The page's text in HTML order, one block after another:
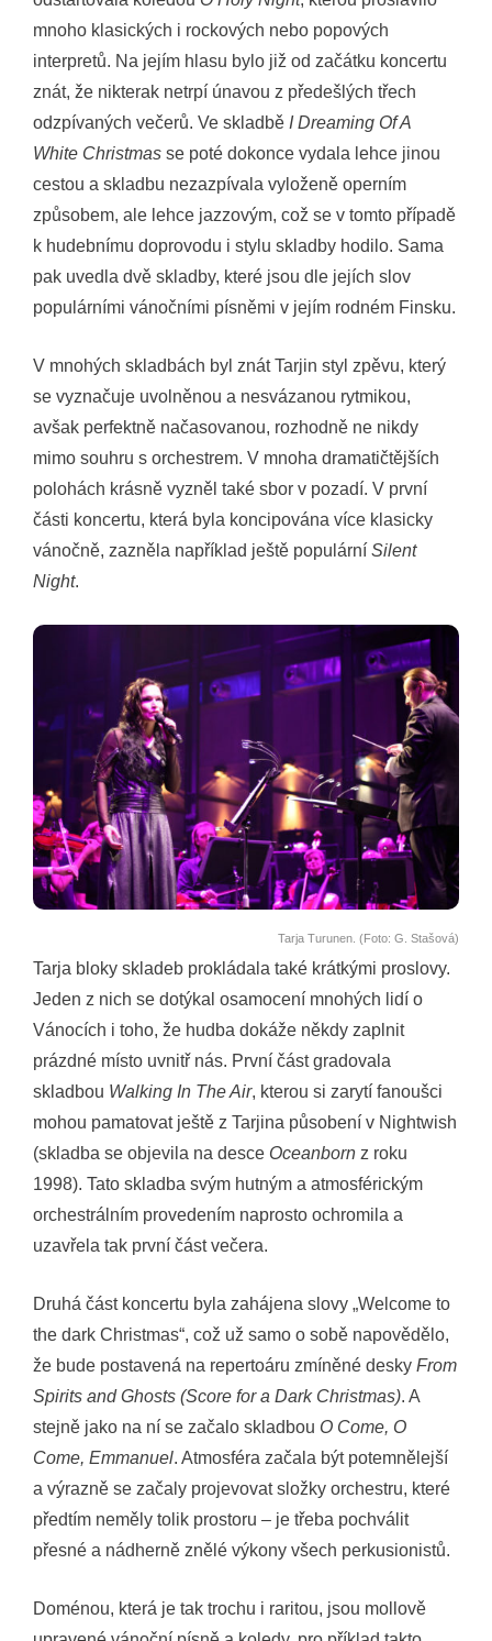
mnoho klasických i rockových nebo popových
interpretů. Na jejím hlasu bylo již od začátku koncertu
znát, že nikterak netrpí únavou z předešlých třech
odzpívaných večerů. Ve skladbě I Dreaming Of A
White Christmas se poté dokonce vydala lehce jinou
cestou a skladbu nezazpívala vyloženě operním
způsobem, ale lehce jazzovým, což se v tomto případě
k hudebnímu doprovodu i stylu skladby hodilo. Sama
pak uvedla dvě skladby, které jsou dle jejích slov
populárními vánočními písněmi v jejím rodném Finsku.
V mnohých skladbách byl znát Tarjin styl zpěvu, který
se vyznačuje uvolněnou a nesvázanou rytmikou,
avšak perfektně načasovanou, rozhodně ne nikdy
mimo souhru s orchestrem. V mnoha dramatičtějších
polohách krásně vyzněl také sbor v pozadí. V první
části koncertu, která byla koncipována více klasicky
vánočně, zazněla například ještě populární Silent
Night.
Tarja Turunen. (Foto: G. Stašová)
Tarja bloky skladeb prokládala také krátkými proslovy.
Jeden z nich se dotýkal osamocení mnohých lidí o
Vánocích i toho, že hudba dokáže někdy zaplnit
prázdné místo uvnitř nás. První část gradovala
skladbou Walking In The Air, kterou si zarytí fanoušci
mohou pamatovat ještě z Tarjina působení v Nightwish
(skladba se objevila na desce Oceanborn z roku
1998). Tato skladba svým hutným a atmosférickým
orchestrálním provedením naprosto ochromila a
uzavřela tak první část večera.
Druhá část koncertu byla zahájena slovy „Welcome to
the dark Christmas“, což už samo o sobě napovědělo,
že bude postavená na repertoáru zmíněné desky From
Spirits and Ghosts (Score for a Dark Christmas). A
stejně jako na ní se začalo skladbou O Come, O
Come, Emmanuel. Atmosféra začala být potemnělejší
a výrazně se začaly projevovat složky orchestru, které
předtím neměly tolik prostoru – je třeba pochválit
přesné a nádherně znělé výkony všech perkusionistů.
Doménou, která je tak trochu i raritou, jsou mollově